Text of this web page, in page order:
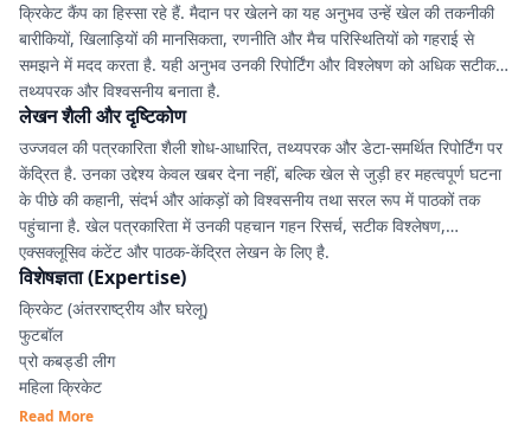
क्रिकेट कैंप का हिस्सा रहे हैं. मैदान पर खेलने का यह अनुभव उन्हें खेल की तकनीकी
बारीकियों, खिलाड़ियों की मानसिकता, रणनीति और मैच परिस्थितियों को गहराई से
समझने में मदद करता है. यही अनुभव उनकी रिपोर्टिंग और विश्लेषण को अधिक सटीक,
तथ्यपरक और विश्वसनीय बनाता है.
लेखन शैली और दृष्टिकोण
उज्जवल की पत्रकारिता शैली शोध-आधारित, तथ्यपरक और डेटा-समर्थित रिपोर्टिंग पर
केंद्रित है. उनका उद्देश्य केवल खबर देना नहीं, बल्कि खेल से जुड़ी हर महत्वपूर्ण घटना
के पीछे की कहानी, संदर्भ और आंकड़ों को विश्वसनीय तथा सरल रूप में पाठकों तक
पहुंचाना है. खेल पत्रकारिता में उनकी पहचान गहन रिसर्च, सटीक विश्लेषण,
एक्सक्लूसिव कंटेंट और पाठक-केंद्रित लेखन के लिए है.
विशेषज्ञता (Expertise)
क्रिकेट (अंतरराष्ट्रीय और घरेलू)
फुटबॉल
प्रो कबड्डी लीग
महिला क्रिकेट
IPL, रणजी ट्रॉफी, JPL एवं अन्य घरेलू टूर्नामेंट
Read More